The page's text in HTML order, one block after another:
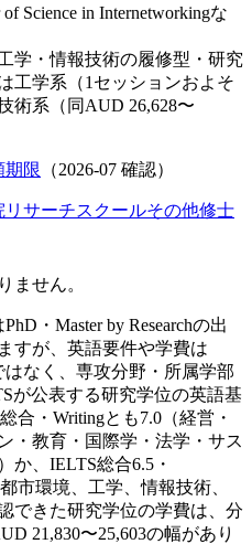
Science in Internetworkingな
学・情報技術の履修型・研究
工学系（1セッションおよそ
術系（同AUD 26,628〜
期限 （2026-07 確認）
リサーチスクールその他修士
ません。
PhD・Master by Researchの出
すが、英語要件や学費は
はなく、専攻分野・所属学部
が公表する研究学位の英語基
合・Writingとも7.0（経営・
・教育・国際学・法学・サス
か、IELTS総合6.5・
市環境、工学、情報技術、
できた研究学位の学費は、分
21,830〜25,603の幅があり